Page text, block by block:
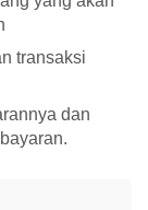
transaksi
dan